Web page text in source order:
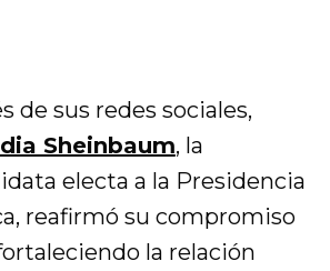
de sus redes sociales,
Sheinbaum, la
electa a la Presidencia
reafirmó su compromiso
la relación